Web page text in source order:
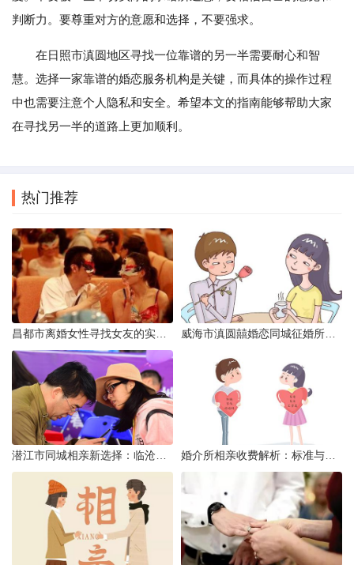
判断力。要尊重对方的意愿和选择，不要强求。
在日照市滇圆地区寻找一位靠谱的另一半需要耐心和智
慧。选择一家靠谱的婚恋服务机构是关键，而具体的操作过程
中也需要注意个人隐私和安全。希望本文的指南能够帮助大家
在寻找另一半的道路上更加顺利。
热门推荐